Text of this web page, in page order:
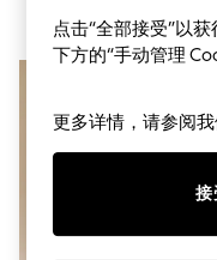
Shirts &
Shorts & Skirts
Sportswear
Swim & Beach
T-Shirts
Tops
All Footwear
点击“全部接受”以
下方的“手动管理
更多详情，请参阅
接